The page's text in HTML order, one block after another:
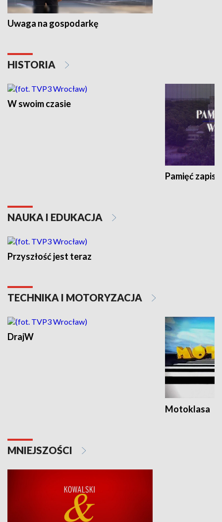
Uwaga na gospodarkę
HISTORIA
W swoim czasie
Pamięć
NAUKA I EDUKACJA
Przyszłość jest teraz
TECHNIKA I MOTORYZACJA
DrajW
Motoklasa
MNIEJSZOŚCI